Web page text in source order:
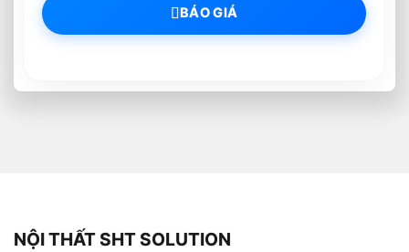
BÁO GIÁ
NỘI THẤT SHT SOLUTION